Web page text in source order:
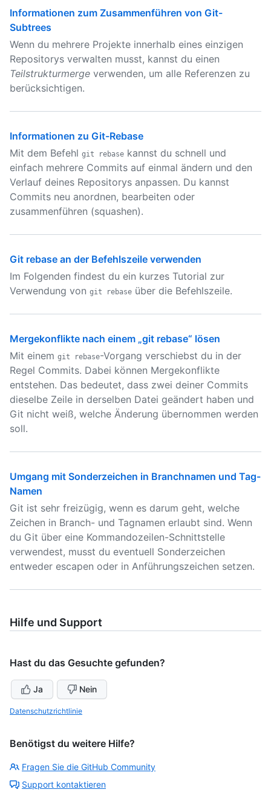
Informationen zum Zusammenführen von Git-
Subtrees
Wenn du mehrere Projekte innerhalb eines einzigen
Repositorys verwalten musst, kannst du einen
Teilstrukturmerge verwenden, um alle Referenzen zu
berücksichtigen.
Informationen zu Git-Rebase
Mit dem Befehl git rebase kannst du schnell und
einfach mehrere Commits auf einmal ändern und den
Verlauf deines Repositorys anpassen. Du kannst
Commits neu anordnen, bearbeiten oder
zusammenführen (squashen).
Git rebase an der Befehlszeile verwenden
Im Folgenden findest du ein kurzes Tutorial zur
Verwendung von git rebase über die Befehlszeile.
Mergekonflikte nach einem „git rebase“ lösen
Mit einem git rebase-Vorgang verschiebst du in der
Regel Commits. Dabei können Mergekonflikte
entstehen. Das bedeutet, dass zwei deiner Commits
dieselbe Zeile in derselben Datei geändert haben und
Git nicht weiß, welche Änderung übernommen werden
soll.
Umgang mit Sonderzeichen in Branchnamen und Tag-
Namen
Git ist sehr freizügig, wenn es darum geht, welche
Zeichen in Branch- und Tagnamen erlaubt sind. Wenn
du Git über eine Kommandozeilen-Schnittstelle
verwendest, musst du eventuell Sonderzeichen
entweder escapen oder in Anführungszeichen setzen.
Hilfe und Support
Hast du das Gesuchte gefunden?
Ja Nein
Datenschutzrichtlinie
Benötigst du weitere Hilfe?
Fragen Sie die GitHub Community
Support kontaktieren